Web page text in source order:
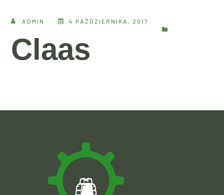
ADMIN 4 PAŹDZIERNIKA, 2017
Claas